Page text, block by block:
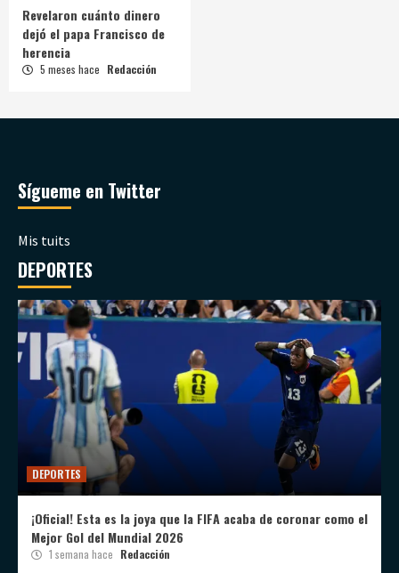
Revelaron cuánto dinero
dejó el papa Francisco de
herencia
5 meses hace Redacción
Sígueme en Twitter
Mis tuits
DEPORTES
DEPORTES
¡Oficial! Esta es la joya que la FIFA acaba de coronar como el
Mejor Gol del Mundial 2026
1 semana hace Redacción